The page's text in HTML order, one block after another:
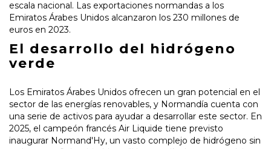
escala nacional. Las exportaciones normandas a los
Emiratos Árabes Unidos alcanzaron los 230 millones de
euros en 2023.
El desarrollo del hidrógeno
verde
Los Emiratos Árabes Unidos ofrecen un gran potencial en el
sector de las energías renovables, y Normandía cuenta con
una serie de activos para ayudar a desarrollar este sector. En
2025, el campeón francés Air Liquide tiene previsto
inaugurar Normand'Hy, un vasto complejo de hidrógeno sin